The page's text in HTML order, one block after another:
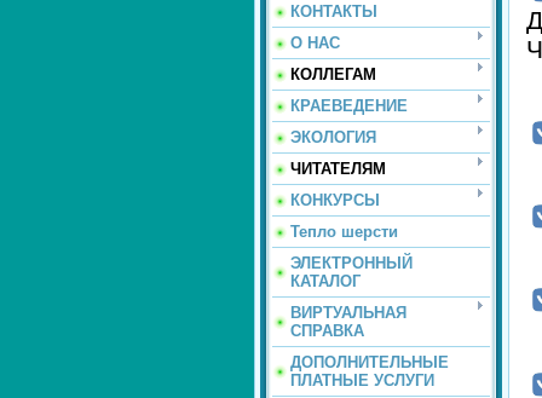
КОНТАКТЫ
О НАС
КОЛЛЕГАМ
КРАЕВЕДЕНИЕ
ЭКОЛОГИЯ
ЧИТАТЕЛЯМ
КОНКУРСЫ
Тепло шерсти
ЭЛЕКТРОННЫЙ
КАТАЛОГ
ВИРТУАЛЬНАЯ
СПРАВКА
ДОПОЛНИТЕЛЬНЫЕ
ПЛАТНЫЕ УСЛУГИ